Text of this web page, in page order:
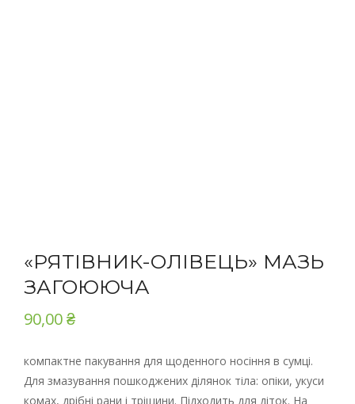
«РЯТІВНИК-ОЛІВЕЦЬ» МАЗЬ
ЗАГОЮЮЧА
90,00₴
компактне пакування для щоденного носіння в сумці.
Для змазування пошкоджених ділянок тіла: опіки, укуси
комах, дрібні рани і тріщини. Підходить для діток. На